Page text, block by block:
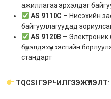
ажиллагаа эрхэлдэг
AS 9110C – Нисэхийн
байгууллагуудад
AS 9120B – Электроник
бүрэлдэхүүн хэсгийн
стандарт
TQCSI ГЭРЧИЛГЭЭЖҮҮЛЭЛТ: